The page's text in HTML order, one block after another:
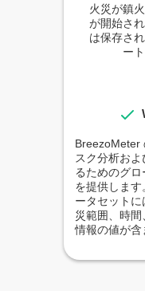
火災が鎮
が開始さ
は保存さ
ー
BreezoMeter
スク分析お
るためのグ
を提供しま
ータセット
災範囲、時
情報の値が含